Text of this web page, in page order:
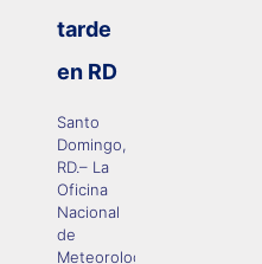
tarde
en RD
Santo
Domingo,
RD.– La
Oficina
Nacional
de
Meteorología